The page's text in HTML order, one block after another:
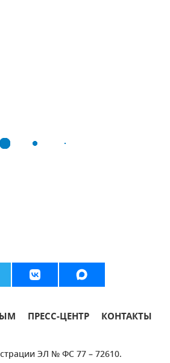
ПРЕСС-ЦЕНТР КОНТАКТЫ
ЭЛ № ФС 77 – 72610.